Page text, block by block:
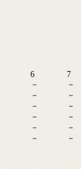
6
－
－
－
－
－
－
7
－
－
－
－
－
－